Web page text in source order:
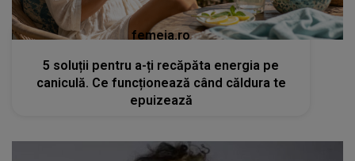
femeia.ro
5 soluții pentru a-ți recăpăta energia pe
caniculă. Ce funcționează când căldura te
epuizează